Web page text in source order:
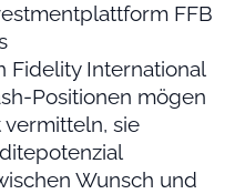
FFB
Fidelity International
Positionen mögen
vermitteln, sie
Wunsch und